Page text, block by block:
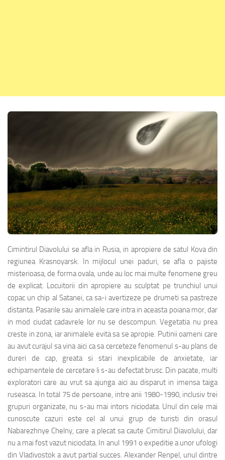
Cimintirul Diavolului se afla in Rusia, in apropiere de satul Kova din
regiunea Krasnoyarsk. In mijlocul unei paduri, se afla o pajiste
misterioasa, de forma ovala, unde au loc mai multe fenomene greu
de explicat. Locuitorii din apropiere au sculptat pe trunchiul unui
copac un chip al Satanei, ca sa-i avertizeze pe drumeti sa pastreze
distanta. Pasarile sau animalele care intra in aceasta poiana mor, dar
in mod ciudat cadavrele lor nu se descompun. Vegetatia nu prea
creste in zona, iar animalele evita sa se apropie. Putinii oameni care
au avut curajul sa vina aici ca sa cerceteze fenomenul s-au plans de
dureri de cap, greata si stari inexplicabile de anxietate, iar
echipamentele de cercetare li s-au defectat brusc. Din pacate, multi
exploratori care au vrut sa ajunga aici au disparut in imensa taiga
ruseasca. In total 75 de persoane, intre anii 1980-1990, inclusiv trei
grupuri organizate, nu s-au mai intors niciodata. Unul din cele mai
cunoscute cazuri este cel al unui grup de turisti din orasul
Nabarezhnye Chelny, care a plecat sa caute Cimitirul Diavolului, dar
nu a mai fost vazut niciodata. In anul 1991 o expeditie a unor ufologi
din Vladivostok a avut partial succes. Alexander Renpel, unul dintre